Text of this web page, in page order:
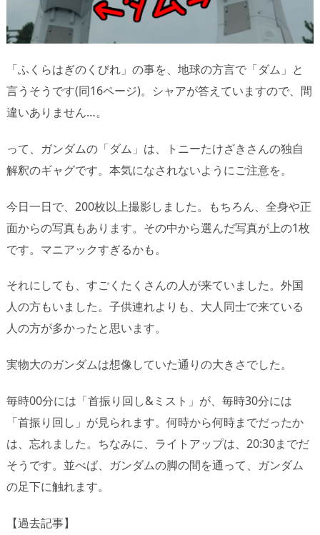
「ふくらはぎのくびれ」の事を、地球の方言で「ダム」と
言うそうです(同16ページ)。シャアが答えていますので、間
違いありません…。
って、ガンダムの「ダム」は、トニーたけざきさんの独自
解釈のギャグです。本気になされないようにご注意を。
今日一日で、200枚以上撮影しました。もちろん、全身や正
面からの写真もあります。その中から選んだ写真が上の1枚
です。マニアックすぎるかも。
それにしても、すごくたくさんの人が来ていました。外国
人の方もいました。子供連れよりも、大人同士で来ている
人の方が多かったと思います。
実物大のガンダムは想像していた通りの大きさでした。
毎時00分には「首振り回し&ミスト」が、毎時30分には
「首振り回し」が見られます。何時から何時までだったか
は、忘れました。ちなみに、ライトアップは、20:30までだ
そうです。並べば、ガンダムの脚の間を通って、ガンダム
の足下に触れます。
【過去記事】